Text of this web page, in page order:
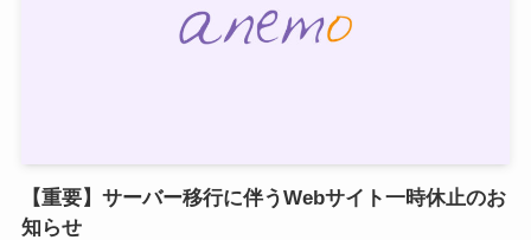
【重要】サーバー移行に伴うWebサイト一時休止のお
知らせ